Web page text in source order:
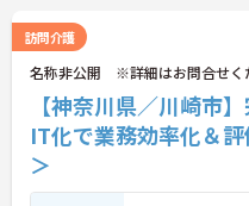
・髪色やネイルなどが原則自
65歳・再雇用70歳までの継
自身のスタイルを保ちながら
イルで働くことができます。
高めたい方にも最適な環境で
を通じて働きながらスキルア
能です。年間17日のリフレッ
雇用制度など、長期的にキャ
も大きな魅力です。
訪問介護
名称非公開 ※詳細はお問合せく
【神奈川県／川崎市
IT化で業務効率化＆
＞